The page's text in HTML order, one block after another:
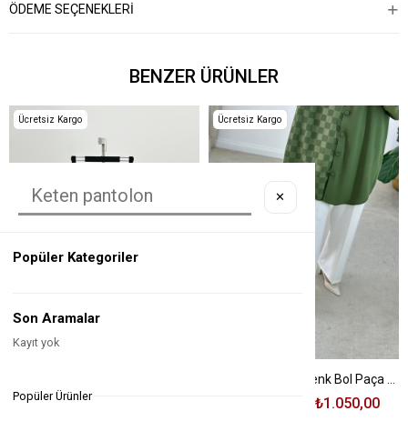
ÖDEME SEÇENEKLERI
BENZER ÜRÜNLER
%37 ₺1.810,00
Ücretsiz Kargo
₺1.050,00
Ücretsiz Kargo
✕
Popüler Kategoriler
Son Aramalar
Kayıt yok
Popüler Ürünler